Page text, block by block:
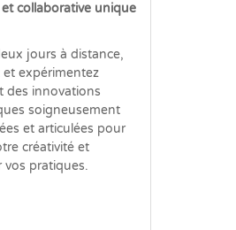
collaborative unique
jours à distance,
et expérimentez
des innovations
soigneusement
et articulées pour
créativité et
vos pratiques.